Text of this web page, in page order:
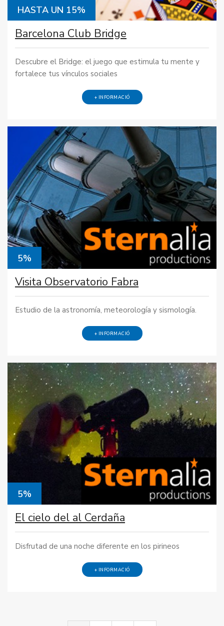
HASTA UN 15%
Barcelona Club Bridge
Descubre el Bridge: el juego que estimula tu mente y
fortalece tus vínculos sociales
+ INFORMACIÓ
5%
Visita Observatorio Fabra
Estudio de la astronomía, meteorología y sismología.
+ INFORMACIÓ
5%
El cielo del al Cerdaña
Disfrutad de una noche diferente en los pirineos
+ INFORMACIÓ